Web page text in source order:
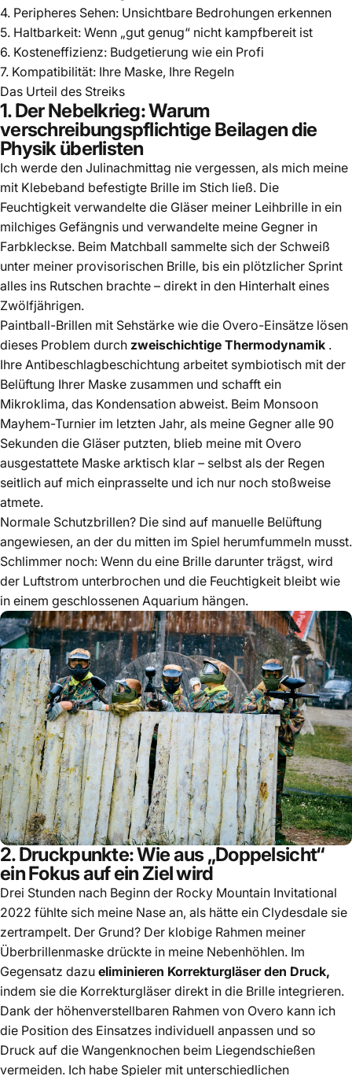
4. Peripheres Sehen: Unsichtbare Bedrohungen erkennen
5. Haltbarkeit: Wenn „gut genug“ nicht kampfbereit ist
6. Kosteneffizienz: Budgetierung wie ein Profi
7. Kompatibilität: Ihre Maske, Ihre Regeln
Das Urteil des Streiks
1. Der Nebelkrieg: Warum
verschreibungspflichtige Beilagen die
Physik überlisten
Ich werde den Julinachmittag nie vergessen, als mich meine
mit Klebeband befestigte Brille im Stich ließ. Die
Feuchtigkeit verwandelte die Gläser meiner Leihbrille in ein
milchiges Gefängnis und verwandelte meine Gegner in
Farbkleckse. Beim Matchball sammelte sich der Schweiß
unter meiner provisorischen Brille, bis ein plötzlicher Sprint
alles ins Rutschen brachte – direkt in den Hinterhalt eines
Zwölfjährigen.
Paintball-Brillen mit Sehstärke wie die Overo-Einsätze lösen
dieses Problem durch zweischichtige Thermodynamik .
Ihre Antibeschlagbeschichtung arbeitet symbiotisch mit der
Belüftung Ihrer Maske zusammen und schafft ein
Mikroklima, das Kondensation abweist. Beim Monsoon
Mayhem-Turnier im letzten Jahr, als meine Gegner alle 90
Sekunden die Gläser putzten, blieb meine mit Overo
ausgestattete Maske arktisch klar – selbst als der Regen
seitlich auf mich einprasselte und ich nur noch stoßweise
atmete.
Normale Schutzbrillen? Die sind auf manuelle Belüftung
angewiesen, an der du mitten im Spiel herumfummeln musst.
Schlimmer noch: Wenn du eine Brille darunter trägst, wird
der Luftstrom unterbrochen und die Feuchtigkeit bleibt wie
in einem geschlossenen Aquarium hängen.
2. Druckpunkte: Wie aus „Doppelsicht“
ein Fokus auf ein Ziel wird
Drei Stunden nach Beginn der Rocky Mountain Invitational
2022 fühlte sich meine Nase an, als hätte ein Clydesdale sie
zertrampelt. Der Grund? Der klobige Rahmen meiner
Überbrillenmaske drückte in meine Nebenhöhlen. Im
Gegensatz dazu eliminieren Korrekturgläser den Druck,
indem sie die Korrekturgläser direkt in die Brille integrieren.
Dank der höhenverstellbaren Rahmen von Overo kann ich
die Position des Einsatzes individuell anpassen und so
Druck auf die Wangenknochen beim Liegendschießen
vermeiden. Ich habe Spieler mit unterschiedlichen